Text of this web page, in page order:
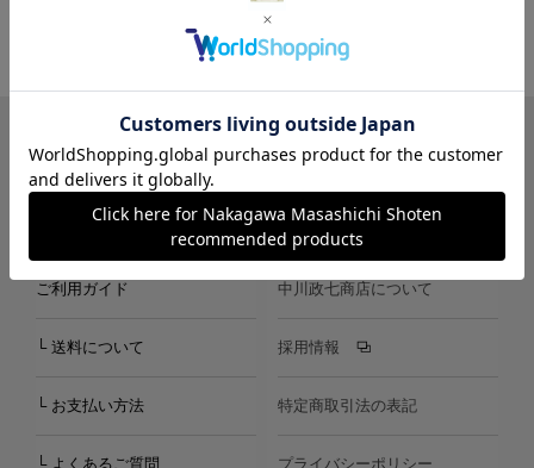
LINE Instagram X Facebook メールマガジン
ご利用ガイド
└ 送料について
└ お支払い方法
└ よくあるご質問
中川政七商店について
採用情報
特定商取引法の表記
プライバシーポリシー